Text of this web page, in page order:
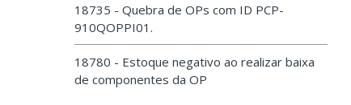
18735 - Quebra de OPs com ID PCP-
910QOPPI01.
18780 - Estoque negativo ao realizar baixa
de componentes da OP